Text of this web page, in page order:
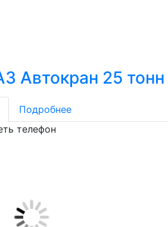
Автокран 25 тонн
Подробнее
телефон